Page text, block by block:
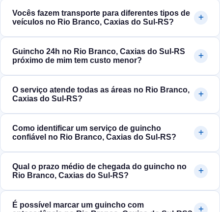
Vocês fazem transporte para diferentes tipos de
veículos no Rio Branco, Caxias do Sul‑RS?
Guincho 24h no Rio Branco, Caxias do Sul‑RS
próximo de mim tem custo menor?
O serviço atende todas as áreas no Rio Branco,
Caxias do Sul‑RS?
Como identificar um serviço de guincho
confiável no Rio Branco, Caxias do Sul‑RS?
Qual o prazo médio de chegada do guincho no
Rio Branco, Caxias do Sul‑RS?
É possível marcar um guincho com